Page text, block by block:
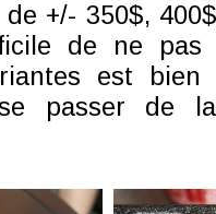
+/- 350$,
de ne pas
est bien
passer de